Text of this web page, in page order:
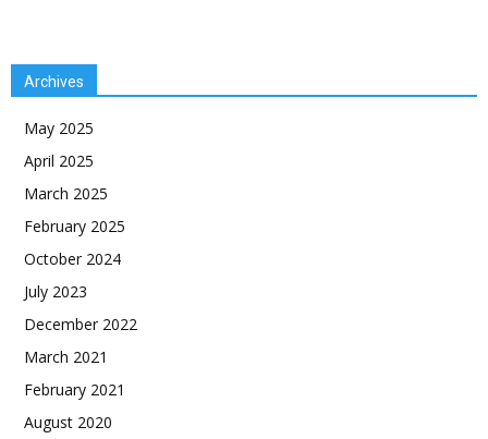
Archives
May 2025
April 2025
March 2025
February 2025
October 2024
July 2023
December 2022
March 2021
February 2021
August 2020